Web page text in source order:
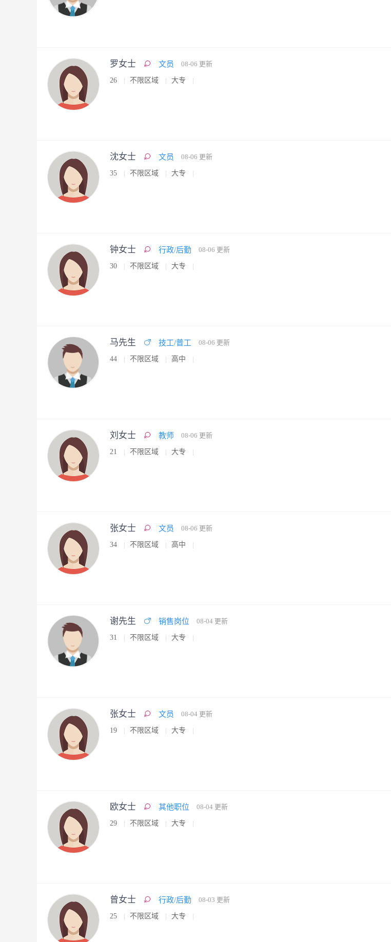
罗女士 文员 08-06 更新
26 不限区域 大专
沈女士 文员 08-06 更新
35 不限区域 大专
钟女士 行政/后勤 08-06 更新
30 不限区域 大专
马先生 技工/普工 08-06 更新
44 不限区域 高中
刘女士 教师 08-06 更新
21 不限区域 大专
张女士 文员 08-06 更新
34 不限区域 高中
谢先生 销售岗位 08-04 更新
31 不限区域 大专
张女士 文员 08-04 更新
19 不限区域 大专
欧女士 其他职位 08-04 更新
29 不限区域 大专
曾女士 行政/后勤 08-03 更新
25 不限区域 大专